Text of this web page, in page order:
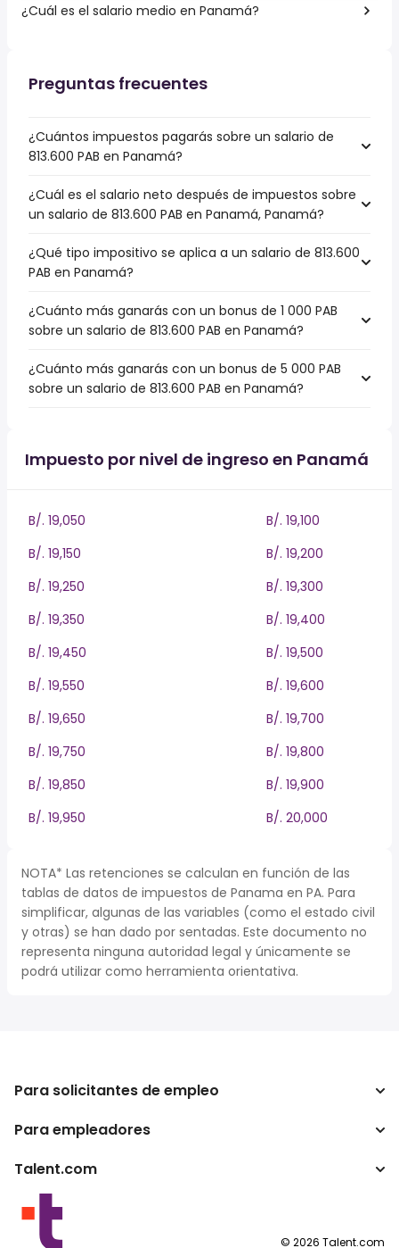
¿Cuál es el salario medio en Panamá?
Preguntas frecuentes
¿Cuántos impuestos pagarás sobre un salario de
813.600 PAB en Panamá?
¿Cuál es el salario neto después de impuestos sobre
un salario de 813.600 PAB en Panamá, Panamá?
¿Qué tipo impositivo se aplica a un salario de 813.600
PAB en Panamá?
¿Cuánto más ganarás con un bonus de 1 000 PAB
sobre un salario de 813.600 PAB en Panamá?
¿Cuánto más ganarás con un bonus de 5 000 PAB
sobre un salario de 813.600 PAB en Panamá?
Impuesto por nivel de ingreso en Panamá
B/. 19,050
B/. 19,100
B/. 19,150
B/. 19,200
B/. 19,250
B/. 19,300
B/. 19,350
B/. 19,400
B/. 19,450
B/. 19,500
B/. 19,550
B/. 19,600
B/. 19,650
B/. 19,700
B/. 19,750
B/. 19,800
B/. 19,850
B/. 19,900
B/. 19,950
B/. 20,000
NOTA* Las retenciones se calculan en función de las
tablas de datos de impuestos de Panama en PA. Para
simplificar, algunas de las variables (como el estado civil
y otras) se han dado por sentadas. Este documento no
representa ninguna autoridad legal y únicamente se
podrá utilizar como herramienta orientativa.
Para solicitantes de empleo
Buscador de trabajo
Para empleadores
Empresa
Programas para publishers
Talent.com
Otros países
Condiciones de uso
© 2026 Talent.com